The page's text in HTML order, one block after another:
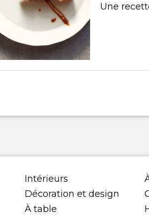
Une
Intérieurs
Décoration et design
À table